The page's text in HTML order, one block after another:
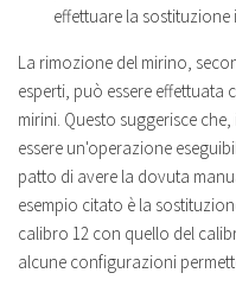
effettuare la
La rimozione del mirino,
esperti, può essere
mirini. Questo suggerisce
essere un'operazione
patto di avere la dovuta
esempio citato è la
calibro 12 con quello del
alcune configurazioni